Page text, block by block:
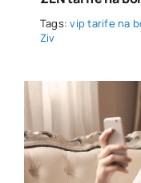
Tags:vip tarife na
Ziv